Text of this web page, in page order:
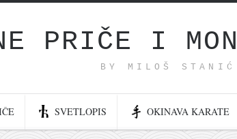
PRIČE I
BY MILOŠ STANIĆ
SVETLOPIS OKINAVA KARATE